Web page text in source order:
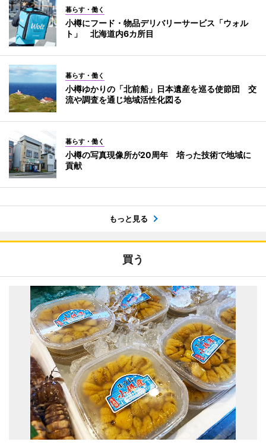
暮らす・働く
小樽にフード・物品デリバリーサービス「ウォル
ト」 北海道内6カ所目
暮らす・働く
小樽ゆかりの「北前船」日本遺産を巡る使節団 交
流や調査を通じ地域活性化図る
暮らす・働く
小樽の写真現像所が20周年 培った技術で地域に
貢献
もっと見る
買う